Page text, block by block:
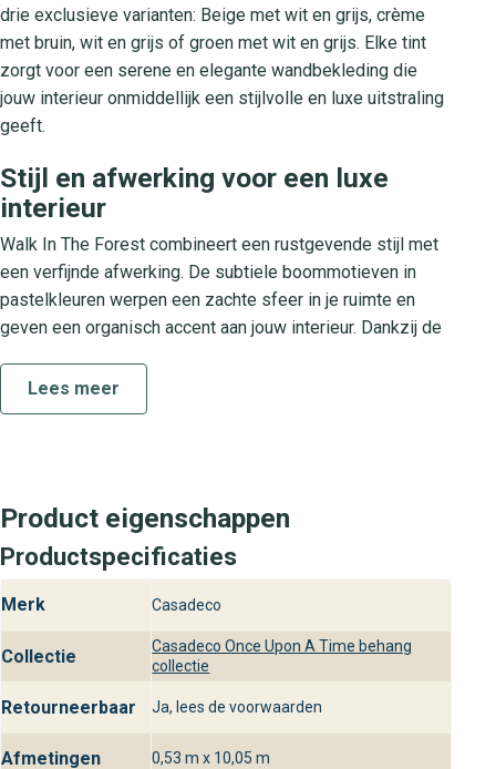
drie exclusieve varianten: Beige met wit en grijs, crème
met bruin, wit en grijs of groen met wit en grijs. Elke tint
zorgt voor een serene en elegante wandbekleding die
jouw interieur onmiddellijk een stijlvolle en luxe uitstraling
geeft.
Stijl en afwerking voor een luxe
interieur
Walk In The Forest combineert een rustgevende stijl met
een verfijnde afwerking. De subtiele boommotieven in
pastelkleuren werpen een zachte sfeer in je ruimte en
geven een organisch accent aan jouw interieur. Dankzij de
levendig doch stijlvol karakter. Dit behang is perfect voor
woonkamers, slaapkamers of loungehoeken waar jij een
De Once Upon A Time collectie laat je interieur tot leven
komen met sprookjesachtige en natuurlijke designs. Elk
patroon is met oog voor detail samengesteld om je
woonruimte een tijdloze en luxueuze uitstraling te geven.
Walk In The Forest is een prachtig voorbeeld van hoe
deze collectie stijlvolle wandbekleding en design
Praktische kenmerken van Walk In
Lees meer
Product eigenschappen
Productspecificaties
Merk Casadeco
Collectie
Casadeco Once Upon A Time behang
collectie
Retourneerbaar Ja, lees de voorwaarden
Afmetingen 0,53 m x 10,05 m